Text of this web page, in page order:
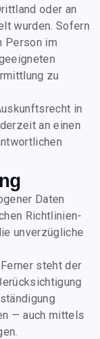
oder an
wurden. Sofern
Person im
zu
in
an einen
Daten
Richtlinien-
unverzügliche
steht der
— auch mittels